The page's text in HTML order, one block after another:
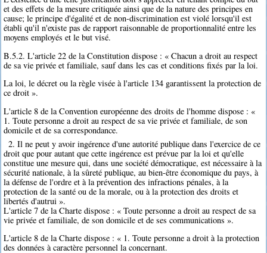
et des effets de la mesure critiquée ainsi que de la nature des principes en
cause; le principe d'égalité et de non-discrimination est violé lorsqu'il est
établi qu'il n'existe pas de rapport raisonnable de proportionnalité entre les
moyens employés et le but visé.
B.5.2. L'article 22 de la Constitution dispose : « Chacun a droit au respect
de sa vie privée et familiale, sauf dans les cas et conditions fixés par la loi.
La loi, le décret ou la règle visée à l'article 134 garantissent la protection de
ce droit ».
L'article 8 de la Convention européenne des droits de l'homme dispose : «
1. Toute personne a droit au respect de sa vie privée et familiale, de son
domicile et de sa correspondance.
2. Il ne peut y avoir ingérence d'une autorité publique dans l'exercice de ce
droit que pour autant que cette ingérence est prévue par la loi et qu'elle
constitue une mesure qui, dans une société démocratique, est nécessaire à la
sécurité nationale, à la sûreté publique, au bien-être économique du pays, à
la défense de l'ordre et à la prévention des infractions pénales, à la
protection de la santé ou de la morale, ou à la protection des droits et
libertés d'autrui ».
L'article 7 de la Charte dispose : « Toute personne a droit au respect de sa
vie privée et familiale, de son domicile et de ses communications ».
L'article 8 de la Charte dispose : « 1. Toute personne a droit à la protection
des données à caractère personnel la concernant.